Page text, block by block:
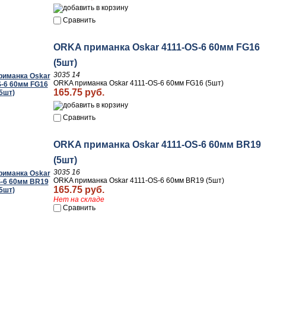
Сравнить
ORKA приманка Oskar 4111-OS-6 60мм FG16
(5шт)
3035 14
ORKA приманка Oskar 4111-OS-6 60мм FG16 (5шт)
165.75 руб.
Сравнить
ORKA приманка Oskar 4111-OS-6 60мм BR19
(5шт)
3035 16
ORKA приманка Oskar 4111-OS-6 60мм BR19 (5шт)
165.75 руб.
Нет на складе
Сравнить